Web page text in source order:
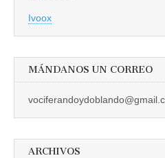
Ivoox
MÁNDANOS UN CORREO
ARCHIVOS